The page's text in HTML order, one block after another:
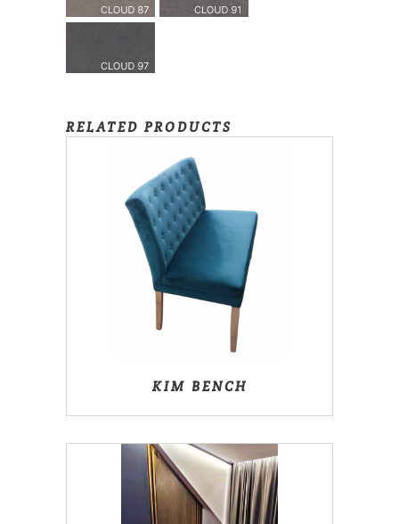
RELATED PRODUCTS
KIM BENCH